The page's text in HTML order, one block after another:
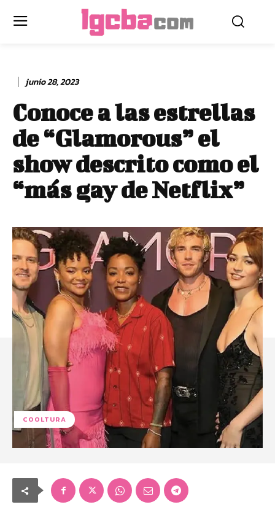
junio 28, 2023
Conoce a las estrellas
de “Glamorous” el
show descrito como el
“más gay de Netflix”
COOLTURA